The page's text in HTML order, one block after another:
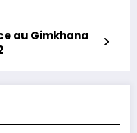
au Gimkhana